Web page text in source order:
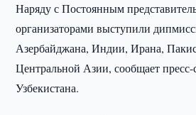
Наряду с Постоянным
организаторами выступили
Азербайджана, Индии, Ирана,
Центральной Азии, сообщает
Узбекистана.